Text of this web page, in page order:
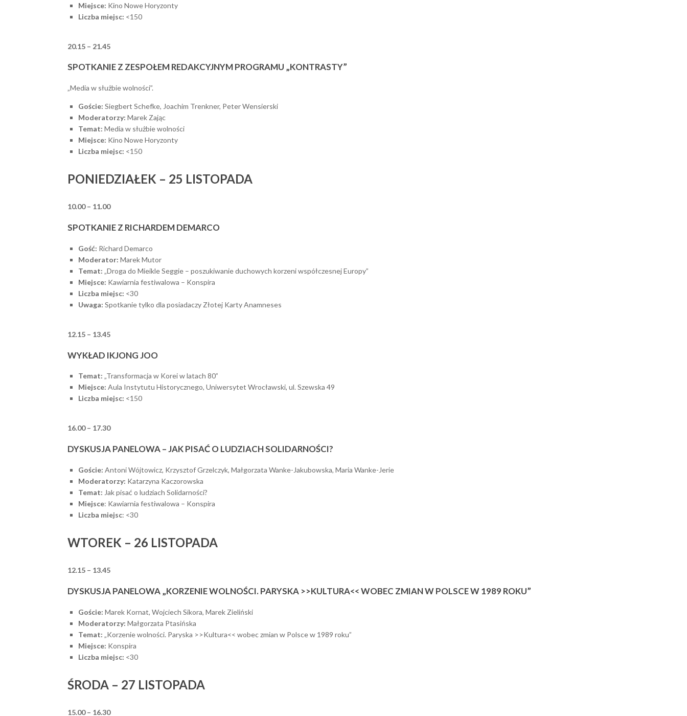
Miejsce: Kino Nowe Horyzonty
Liczba miejsc: <150
20.15 – 21.45
SPOTKANIE Z ZESPOŁEM REDAKCYJNYM PROGRAMU „KONTRASTY”
„Media w służbie wolności”.
Goście: Siegbert Schefke, Joachim Trenkner, Peter Wensierski
Moderatorzy: Marek Zając
Temat: Media w służbie wolności
Miejsce: Kino Nowe Horyzonty
Liczba miejsc: <150
PONIEDZIAŁEK – 25 LISTOPADA
10.00 – 11.00
SPOTKANIE Z RICHARDEM DEMARCO
Gość: Richard Demarco
Moderator: Marek Mutor
Temat: „Droga do Mieikle Seggie – poszukiwanie duchowych korzeni współczesnej Europy”
Miejsce: Kawiarnia festiwalowa – Konspira
Liczba miejsc: <30
Uwaga: Spotkanie tylko dla posiadaczy Złotej Karty Anamneses
12.15 – 13.45
WYKŁAD IKJONG JOO
Temat: „Transformacja w Korei w latach 80”
Miejsce: Aula Instytutu Historycznego, Uniwersytet Wrocławski, ul. Szewska 49
Liczba miejsc: <150
16.00 – 17.30
DYSKUSJA PANELOWA – JAK PISAĆ O LUDZIACH SOLIDARNOŚCI?
Goście: Antoni Wójtowicz, Krzysztof Grzelczyk, Małgorzata Wanke-Jakubowska, Maria Wanke-Jerie
Moderatorzy: Katarzyna Kaczorowska
Temat: Jak pisać o ludziach Solidarności?
Miejsce: Kawiarnia festiwalowa – Konspira
Liczba miejsc: <30
WTOREK – 26 LISTOPADA
12.15 – 13.45
DYSKUSJA PANELOWA „KORZENIE WOLNOŚCI. PARYSKA >>KULTURA<< WOBEC ZMIAN W POLSCE W 1989 ROKU”
Goście: Marek Kornat, Wojciech Sikora, Marek Zieliński
Moderatorzy: Małgorzata Ptasińska
Temat: „Korzenie wolności. Paryska >>Kultura<< wobec zmian w Polsce w 1989 roku”
Miejsce: Konspira
Liczba miejsc: <30
ŚRODA – 27 LISTOPADA
15.00 – 16.30